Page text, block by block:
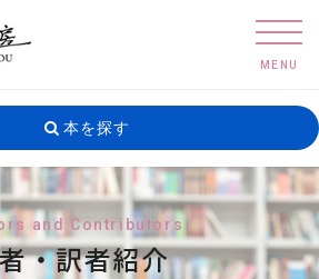
本を探す
and Contributors
・訳者紹介
MENU